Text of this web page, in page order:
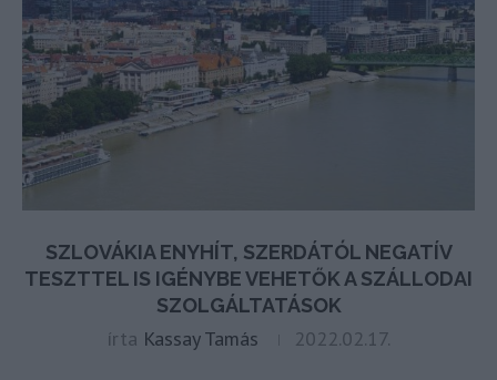
SZLOVÁKIA ENYHÍT, SZERDÁTÓL NEGATÍV
TESZTTEL IS IGÉNYBE VEHETŐK A SZÁLLODAI
SZOLGÁLTATÁSOK
írta Kassay Tamás 2022.02.17.